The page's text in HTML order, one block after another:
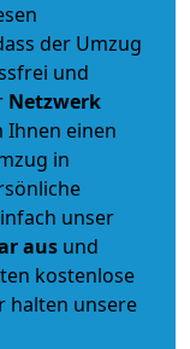
der Umzug
und
Netzwerk
Ihnen einen
in
unser
aus und
kostenlose
halten unsere